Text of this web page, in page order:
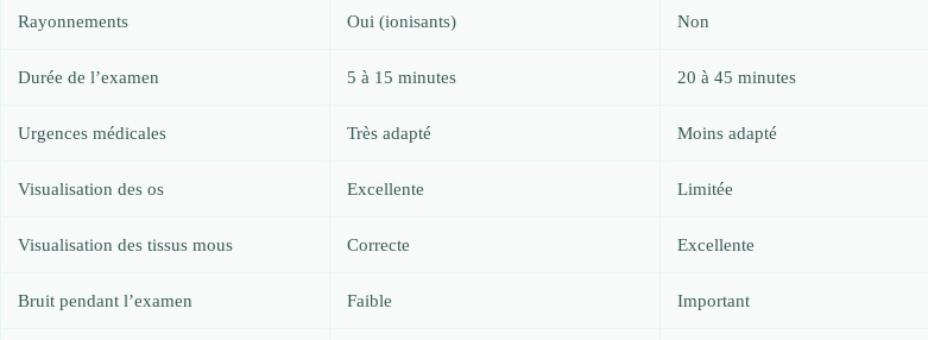
Rayonnements Oui (ionisants) Non
Durée de l’examen 5 à 15 minutes 20 à 45 minutes
Urgences médicales Très adapté Moins adapté
Visualisation des os Excellente Limitée
Visualisation des tissus mous Correcte Excellente
Bruit pendant l’examen Faible Important